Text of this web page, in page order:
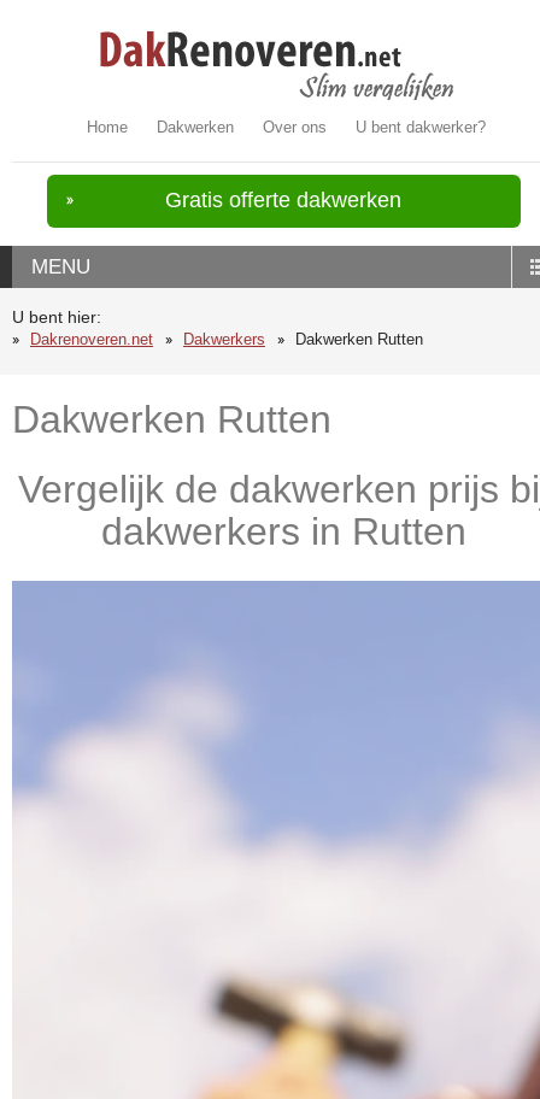
Home Dakwerken Over ons U bent dakwerker?
Gratis offerte dakwerken
MENU
U bent hier:
Dakrenoveren.net
Dakwerkers Dakwerken Rutten
Dakwerken Rutten
Vergelijk de dakwerken prijs
dakwerkers in Rutten